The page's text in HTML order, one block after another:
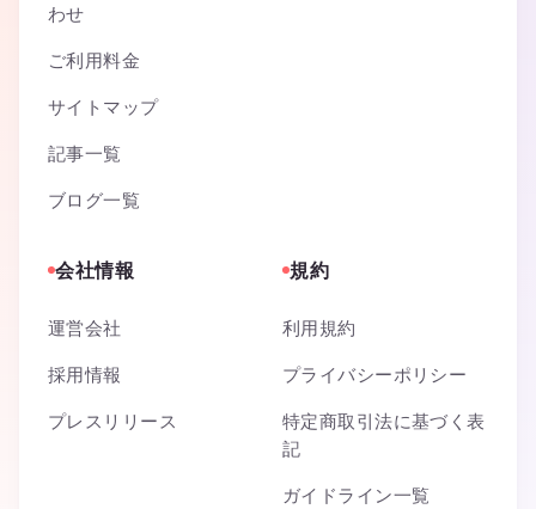
わせ
ご利用料金
サイトマップ
記事一覧
ブログ一覧
会社情報
運営会社
採用情報
プレスリリース
規約
利用規約
プライバシーポリシー
特定商取引法に基づく表
記
ガイドライン一覧